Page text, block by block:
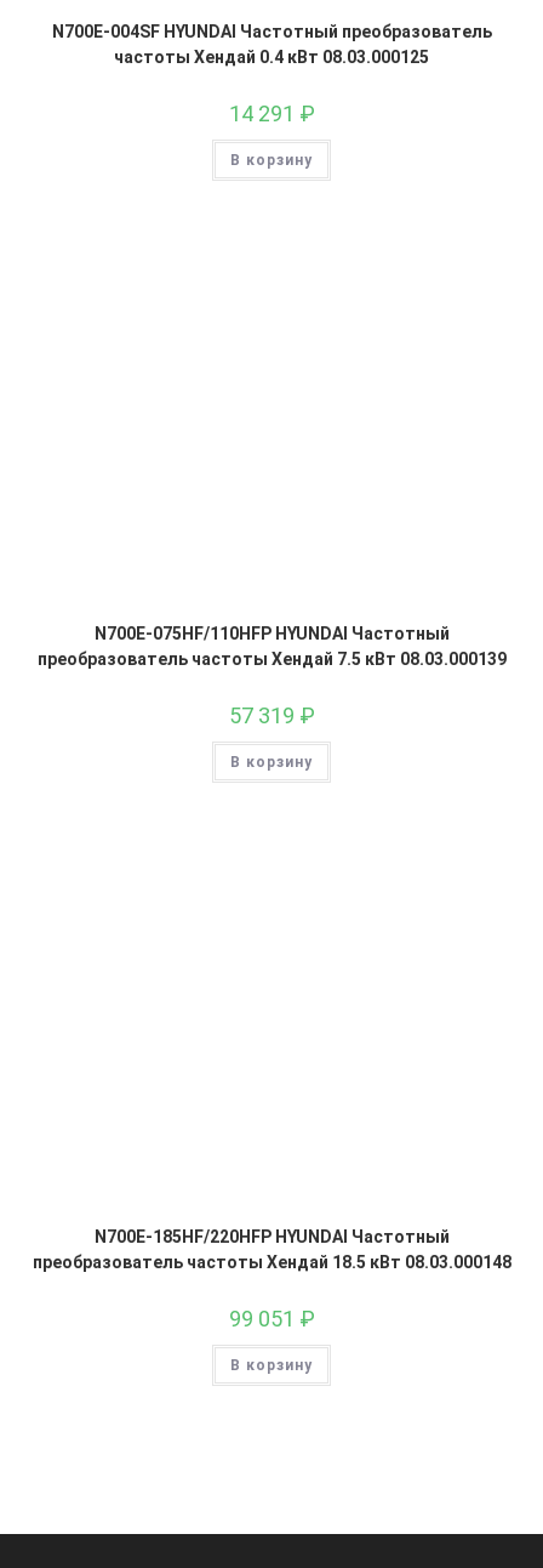
N700E-004SF HYUNDAI Частотный преобразователь
частоты Хендай 0.4 кВт 08.03.000125
14 291 ₽
В корзину
N700E-075HF/110HFP HYUNDAI Частотный
преобразователь частоты Хендай 7.5 кВт 08.03.000139
57 319 ₽
В корзину
N700E-185HF/220HFP HYUNDAI Частотный
преобразователь частоты Хендай 18.5 кВт 08.03.000148
99 051 ₽
В корзину